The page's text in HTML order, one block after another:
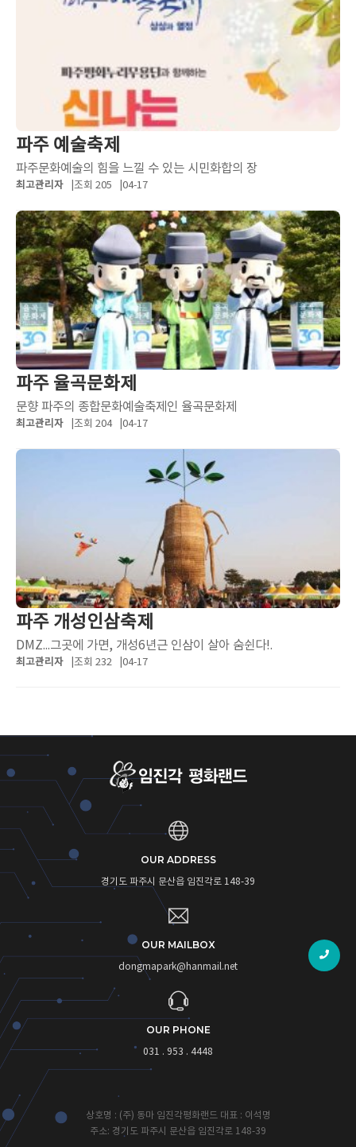
파주 예술축제
파주문화예술의 힘을 느낄 수 있는 시민화합의 장
최고관리자 조회 205 04-17
파주 율곡문화제
문향 파주의 종합문화예술축제인 율곡문화제
최고관리자 조회 204 04-17
파주 개성인삼축제
DMZ...그곳에 가면, 개성6년근 인삼이 살아 숨쉰다!.
최고관리자 조회 232 04-17
OUR ADDRESS
경기도 파주시 문산읍 임진각로 148-39
OUR MAILBOX
dongmapark@hanmail.net
OUR PHONE
031 . 953 . 4448
상호명 : (주) 동마 임진각평화랜드 대표 : 이석명
주소: 경기도 파주시 문산읍 임진각로 148-39